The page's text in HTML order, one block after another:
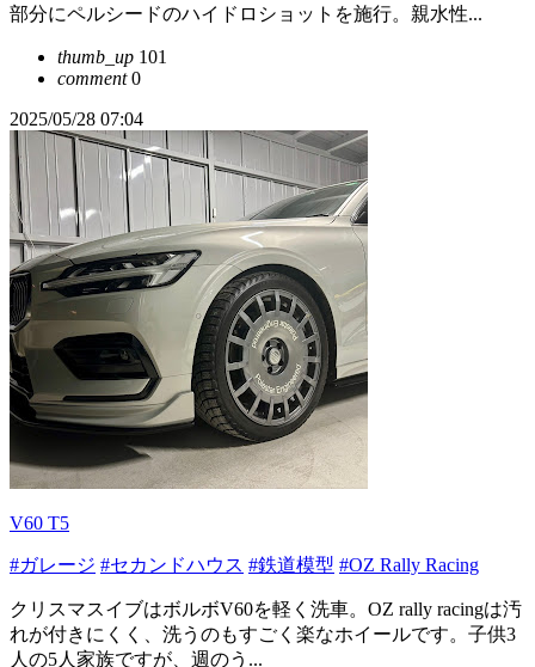
部分にペルシードのハイドロショットを施行。親水性...
thumb_up 101
comment0
2025/05/28 07:04
V60 T5
#ガレージ #セカンドハウス #鉄道模型 #OZ Rally Racing
クリスマスイブはボルボV60を軽く洗車。OZ rally racingは汚
れが付きにくく、洗うのもすごく楽なホイールです。子供3
人の5人家族ですが、週のう...